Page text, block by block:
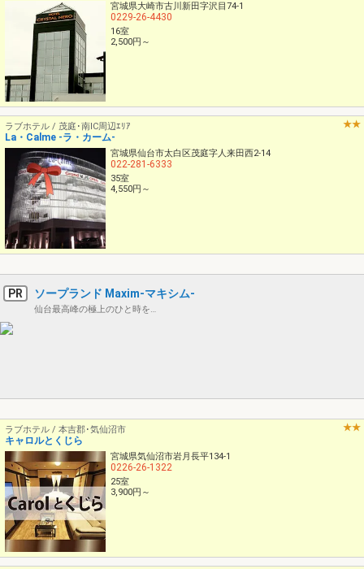
宮城県大崎市古川新田字沢目74-1
0229-26-4430
16室
2,500円～
ラブホテル / 茂庭･南IC周辺ｴﾘｱ
La・Calme -ラ・カーム-
宮城県仙台市太白区茂庭字人来田西2-14
022-281-6333
35室
4,550円～
PR ソープランド Maxim-マキシム-
仙台最高峰の極上のひと時を…
ラブホテル / 本吉郡･気仙沼市
キャロルとくじら
宮城県気仙沼市岩月長平134-1
0226-26-1322
25室
3,900円～